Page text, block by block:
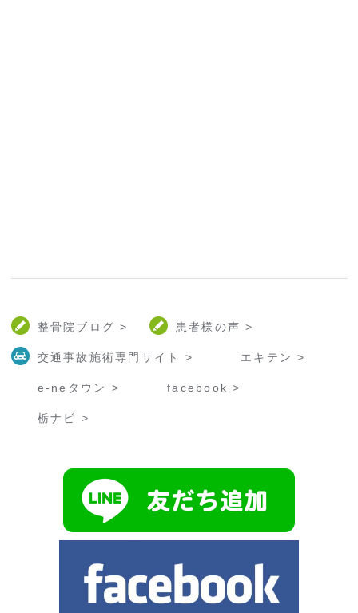
整骨院ブログ > 患者様の声 >
交通事故施術専門サイト > エキテン >
e-neタウン > facebook >
栃ナビ >